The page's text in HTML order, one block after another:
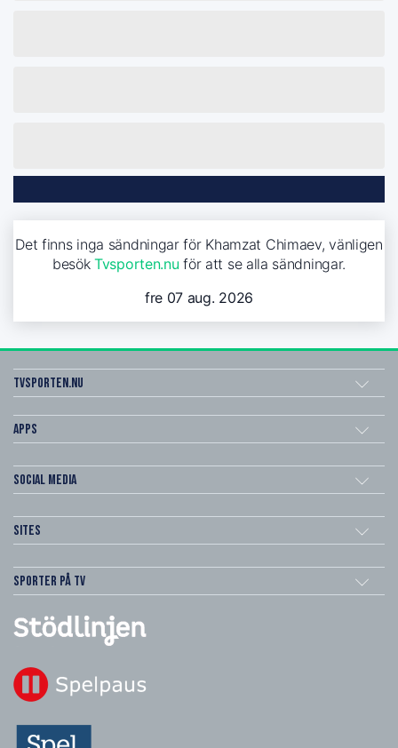
Det finns inga sändningar för Khamzat Chimaev, vänligen
besökTvsporten.nu för att se alla sändningar.
fre 07 aug. 2026
Tvsporten.nu
Apps
Social Media
Sites
Sporter på TV